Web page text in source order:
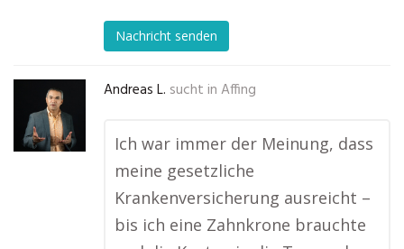
Nachricht senden
Andreas L. sucht in Affing
Ich war immer der Meinung, dass
meine gesetzliche
Krankenversicherung ausreicht –
bis ich eine Zahnkrone brauchte